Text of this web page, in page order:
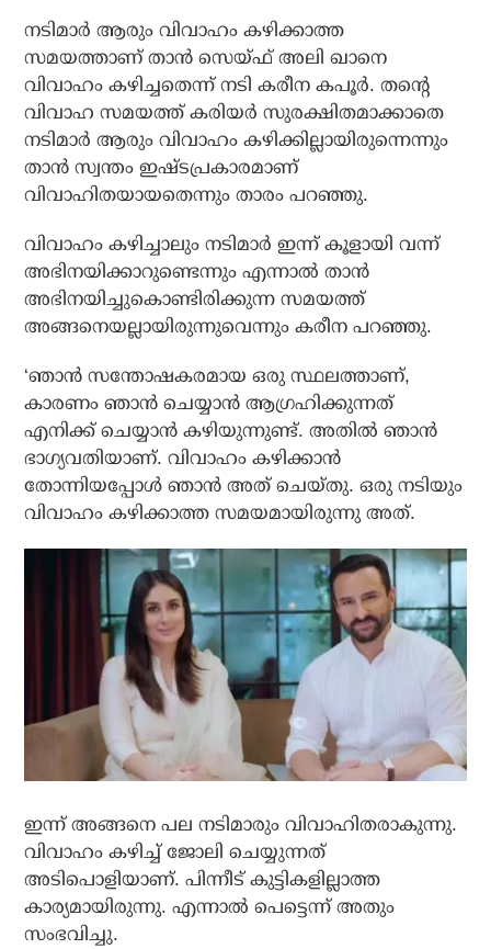
നടിമാര്‍ ആരും വിവാഹം കഴിക്കാത്ത
സമയത്താണ് താന്‍ സെയ്ഫ് അലി ഖാനെ
വിവാഹം കഴിച്ചതെന്ന് നടി കരീന കപൂര്‍. തന്റെ
വിവാഹ സമയത്ത് കരിയര്‍ സുരക്ഷിതമാക്കാതെ
നടിമാര്‍ ആരും വിവാഹം കഴിക്കില്ലായിരുന്നെന്നും
താന്‍ സ്വന്തം ഇഷ്ടപ്രകാരമാണ്
വിവാഹിതയായതെന്നും താരം പറഞ്ഞു.
വിവാഹം കഴിച്ചാലും നടിമാര്‍ ഇന്ന് കൂളായി വന്ന്
അഭിനയിക്കാറുണ്ടെന്നും എന്നാല്‍ താന്‍
അഭിനയിച്ചുകൊണ്ടിരിക്കുന്ന സമയത്ത്
അങ്ങനെയല്ലായിരുന്നുവെന്നും കരീന പറഞ്ഞു.
‘ഞാന്‍ സന്തോഷകരമായ ഒരു സ്ഥലത്താണ്,
കാരണം ഞാന്‍ ചെയ്യാന്‍ ആഗ്രഹിക്കുന്നത്
എനിക്ക് ചെയ്യാന്‍ കഴിയുന്നുണ്ട്. അതില്‍ ഞാന്‍
ഭാഗ്യവതിയാണ്. വിവാഹം കഴിക്കാന്‍
തോന്നിയപ്പോള്‍ ഞാന്‍ അത് ചെയ്തു. ഒരു നടിയും
വിവാഹം കഴിക്കാത്ത സമയമായിരുന്നു അത്.
ഇന്ന് അങ്ങനെ പല നടിമാരും വിവാഹിതരാകുന്നു.
വിവാഹം കഴിച്ച് ജോലി ചെയ്യുന്നത്
അടിപൊളിയാണ്. പിന്നീട് കുട്ടികളില്ലാത്ത
കാര്യമായിരുന്നു. എന്നാല്‍ പെട്ടെന്ന് അതും
സംഭവിച്ചു.